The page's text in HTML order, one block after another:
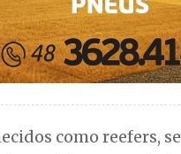
como reefers,